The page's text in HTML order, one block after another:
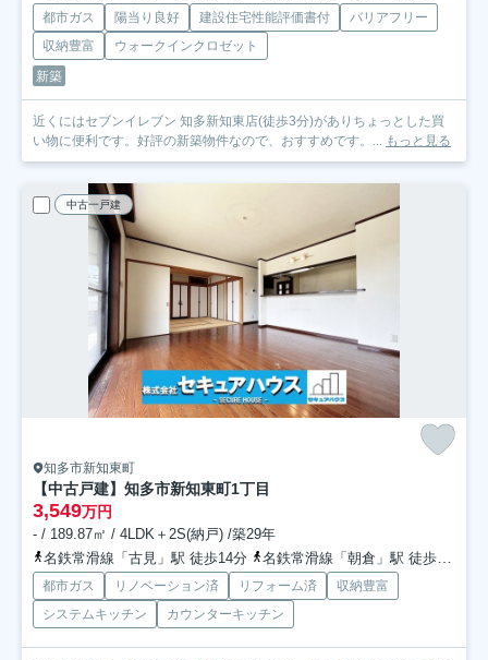
都市ガス 陽当り良好 建設住宅性能評価書付
バリアフリー
収納豊富
ウォークインクロゼット
新築
近くにはセブンイレブン 知多新知東店(徒歩3分)がありちょっとした買
い物に便利です。好評の新築物件なので、おすすめです。... もっと見る
中古一戸建
知多市新知東町
【中古戸建】知多市新知東町1丁目
3,549万円
- / 189.87㎡ / 4LDK＋2S(納戸) /築29年
名鉄常滑線「古見」駅 徒歩14分
名鉄常滑線「朝倉」駅 徒歩20分
都市ガス リノベーション済 リフォーム済
収納豊富
システムキッチン
カウンターキッチン